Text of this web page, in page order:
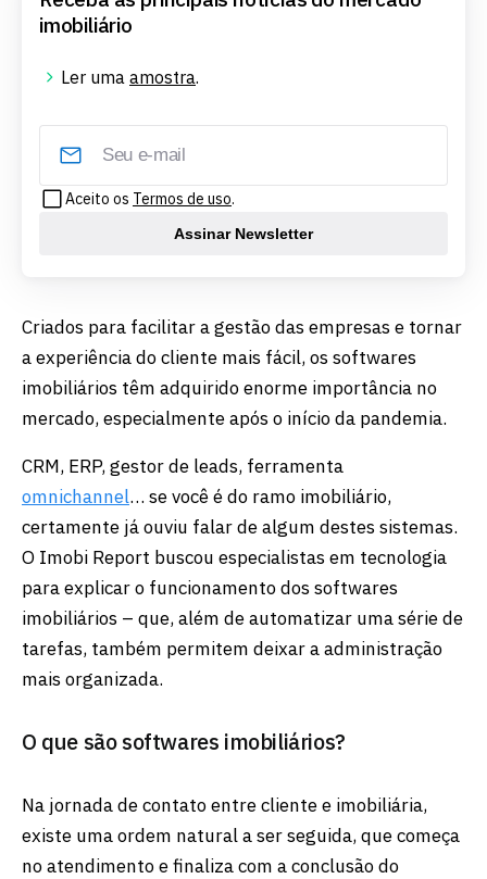
imobiliário
Ler uma amostra.
Aceito os Termos de uso.
Assinar Newsletter
Criados para facilitar a gestão das empresas e tornar
a experiência do cliente mais fácil, os softwares
imobiliários têm adquirido enorme importância no
mercado, especialmente após o início da pandemia.
CRM, ERP, gestor de leads, ferramenta
omnichannel… se você é do ramo imobiliário,
certamente já ouviu falar de algum destes sistemas.
O Imobi Report buscou especialistas em tecnologia
para explicar o funcionamento dos softwares
imobiliários – que, além de automatizar uma série de
tarefas, também permitem deixar a administração
mais organizada.
O que são softwares imobiliários?
Na jornada de contato entre cliente e imobiliária,
existe uma ordem natural a ser seguida, que começa
no atendimento e finaliza com a conclusão do